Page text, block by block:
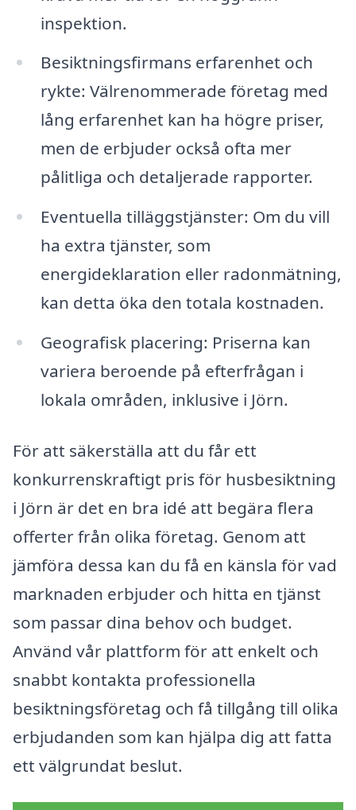
inspektion.
Besiktningsfirmans erfarenhet och
rykte: Välrenommerade företag med
lång erfarenhet kan ha högre priser,
men de erbjuder också ofta mer
pålitliga och detaljerade rapporter.
Eventuella tilläggstjänster: Om du vill
ha extra tjänster, som
energideklaration eller radonmätning,
kan detta öka den totala kostnaden.
Geografisk placering: Priserna kan
variera beroende på efterfrågan i
lokala områden, inklusive i Jörn.
För att säkerställa att du får ett
konkurrenskraftigt pris för husbesiktning
i Jörn är det en bra idé att begära flera
offerter från olika företag. Genom att
jämföra dessa kan du få en känsla för vad
marknaden erbjuder och hitta en tjänst
som passar dina behov och budget.
Använd vår plattform för att enkelt och
snabbt kontakta professionella
besiktningsföretag och få tillgång till olika
erbjudanden som kan hjälpa dig att fatta
ett välgrundat beslut.